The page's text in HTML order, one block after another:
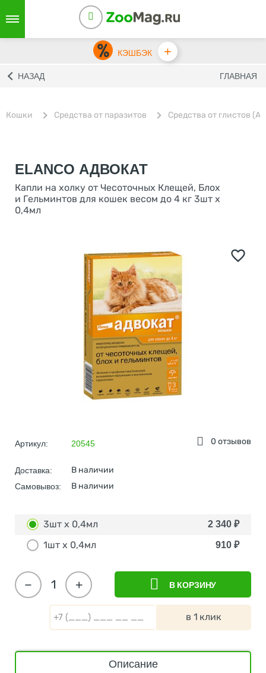
КЭШБЭК +
НАЗАД ГЛАВНАЯ
Кошки Средства от паразитов Средства от глистов
ELANCO АДВОКАТ
Капли на холку от Чесоточных Клещей, Блох
и Гельминтов для кошек весом до 4 кг 3шт x
0,4мл
0 отзывов
Артикул: 20545
Доставка: В наличии
Самовывоз: В наличии
3шт x 0,4мл 2 340 ₽
1шт x 0,4мл 910 ₽
+
− В КОРЗИНУ
в 1 клик
Описание